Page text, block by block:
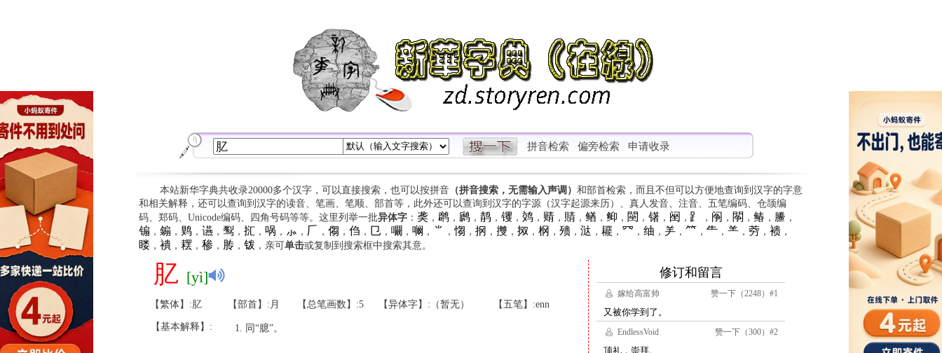
拼音检索 偏旁检索 申请收录
本站新华字典共收录20000多个汉字，可以直接搜索，也可以按拼音（拼音搜索，无需输入声调） 和部首检索，而且不但可以方便地查询到汉字的字意
和相关解释，还可以查询到汉字的读音、笔画、笔顺、部首等，此外还可以查询到汉字的字源（汉字起源来历）、真人发音、注音、五笔编码、仓颉编
码、郑码、Unicode编码、四角号码等等。这里列举一批异体字： 䶮 ， 䴙， 䴘， 䴖， 䦆， 䴔， 䞍， 䝼， 䲡 ， 䲟 ， 䦟 ， 䦃， 䦷 ， ⻊ ， 䦶 ， 䦛 ， 䲠 ， 䲢 ，
䦂 ， 䥇 ， 䴗， 䜩， 䴕， 㧟 ， 㖞 ， ⺗ ， 𠂆 ， 㑳 ， 㑇 ， 㔾 ， 㘚 ， 㘎 ， ⺌ ， 㥮 ， 㧏 ， 㩳， 㧐 ， 㭎 ， 㱮， 㳠 ， 䎱 ， ⺳ ， 䌷 ， ⺶， ⺮ ， ⺧， ⺷， 䓖， 䙌，
䁖， 䙡， 䎬 ， 䅟， 䏝， 䥽，亲可单击或复制到搜索框中搜索其意。
肊 [yì]
【繁体】:肊 【部首】:月 【总笔画数】:5 【异体字】:（暂无） 【五笔】:enn
【基本解释】: 同“臆”。